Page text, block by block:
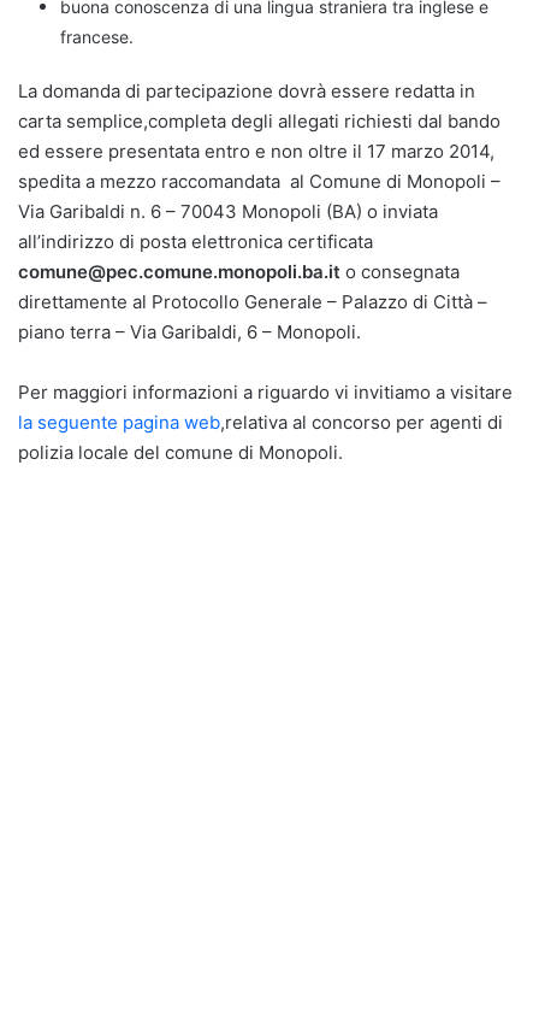
buona conoscenza di una lingua straniera tra inglese e
francese.
La domanda di partecipazione dovrà essere redatta in
carta semplice,completa degli allegati richiesti dal bando
ed essere presentata entro e non oltre il 17 marzo 2014,
spedita a mezzo raccomandata al Comune di Monopoli –
Via Garibaldi n. 6 – 70043 Monopoli (BA) o inviata
all’indirizzo di posta elettronica certificata
comune@pec.comune.monopoli.ba.it o consegnata
direttamente al Protocollo Generale – Palazzo di Città –
piano terra – Via Garibaldi, 6 – Monopoli.
Per maggiori informazioni a riguardo vi invitiamo a visitare
la seguente pagina web,relativa al concorso per agenti di
polizia locale del comune di Monopoli.